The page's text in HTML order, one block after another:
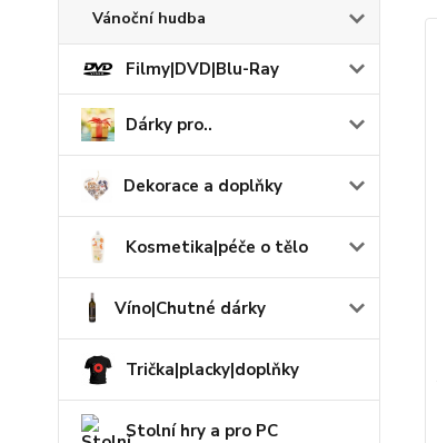
Vánoční hudba
Filmy|DVD|Blu-Ray
Dárky pro..
Dekorace a doplňky
Kosmetika|péče o tělo
Víno|Chutné dárky
Trička|placky|doplňky
Stolní hry a pro PC